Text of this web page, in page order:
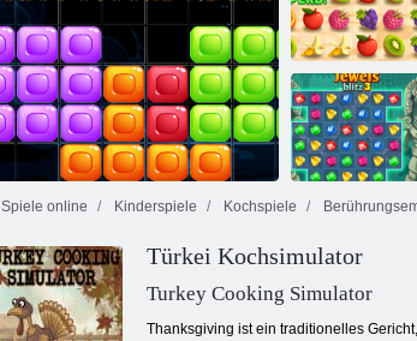
Feuer und Wasser 4: Kristalltempel
Farbblöcke
Saftiger
Armaturenbrett
Juwelen Blitz 3
Spiele online Kinderspiele Kochspiele
Türkei Kochsimulator
Turkey Cooking Simulator
Thanksgiving ist ein traditionelles